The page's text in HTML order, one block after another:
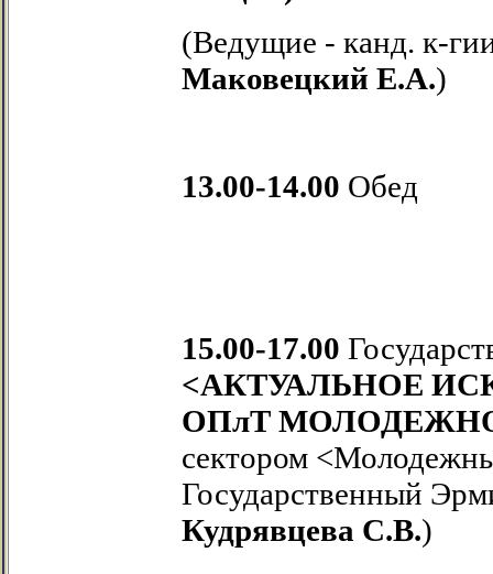
(Ведущие - канд. к-
Маковецкий Е.А.)
13.00-14.00 Обед
15.00-17.00
<АКТУАЛЬНОЕ
ОПлТ
сектором
Государственный
Кудрявцева С.В.)